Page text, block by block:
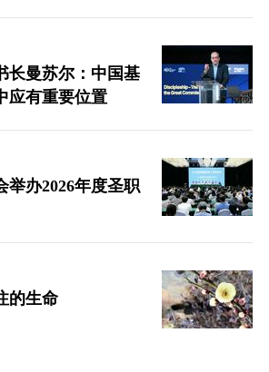
长曼苏尔：中国基
应有重要位置
举办2026年度圣职
的生命